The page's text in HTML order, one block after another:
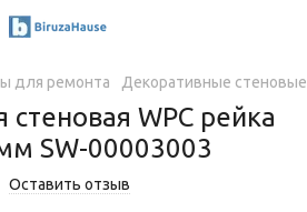
для ремонта Декоративные
WPC рейка
SW-00003003
Оставить отзыв